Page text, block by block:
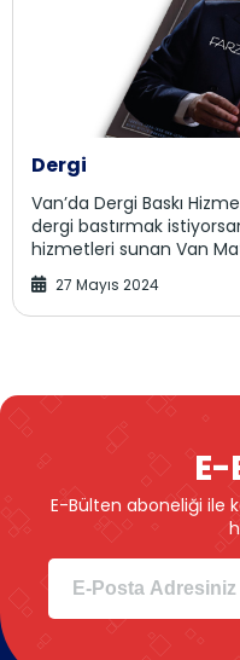
Dergi
Van’da Dergi Baskı
dergi bastırmak
hizmetleri sunan Van
vanmatbaa.com
27 Mayıs 2024
E-Bülten aboneliği ile